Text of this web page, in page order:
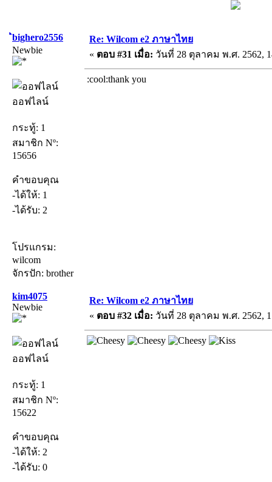
ิbighero2556
Newbie
ออฟไลน์
กระทู้: 1
สมาชิก Nº:
15656
คำขอบคุณ
-ได้ให้: 1
-ได้รับ: 2
โปรแกรม:
wilcom
จักรปัก: brother
Re: Wilcom e2 ภาษาไทย
« ตอบ #31 เมื่อ: วันที่ 28 ตุลาคม พ.ศ. 2562,
:cool:thank you
kim4075
Newbie
ออฟไลน์
กระทู้: 1
สมาชิก Nº:
15622
คำขอบคุณ
-ได้ให้: 2
-ได้รับ: 0
Re: Wilcom e2 ภาษาไทย
« ตอบ #32 เมื่อ: วันที่ 28 ตุลาคม พ.ศ. 2562,